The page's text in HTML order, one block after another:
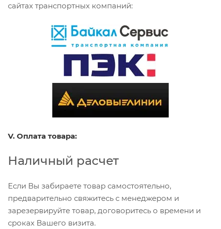
сайтах транспортных компаний:
V. Оплата товара:
Наличный расчет
Если Вы забираете товар самостоятельно,
предварительно свяжитесь с менеджером и
зарезервируйте товар, договоритесь о времени и
сроках Вашего визита.